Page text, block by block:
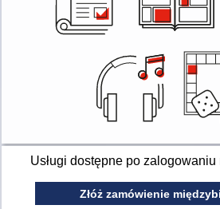
Usługi dostępne po
Złóż zamówienie